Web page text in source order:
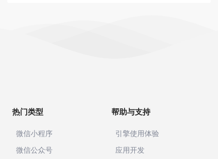
热门类型
微信小程序
微信公众号
帮助与支持
引擎使用体验
应用开发